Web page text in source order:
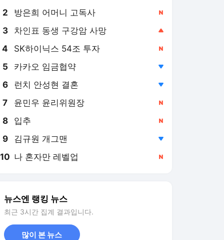
2 방은희 어머니 고독사
3 차인표 동생 구강암 사망
4 SK하이닉스 54조 투자
5 카카오 임금협약
6 런치 안성현 결혼
7 윤민우 윤리위원장
8 입추
9 김규원 개그맨
10 나 혼자만 레벨업
뉴스엔 랭킹 뉴스
최근 3시간 집계 결과입니다.
많이 본 뉴스